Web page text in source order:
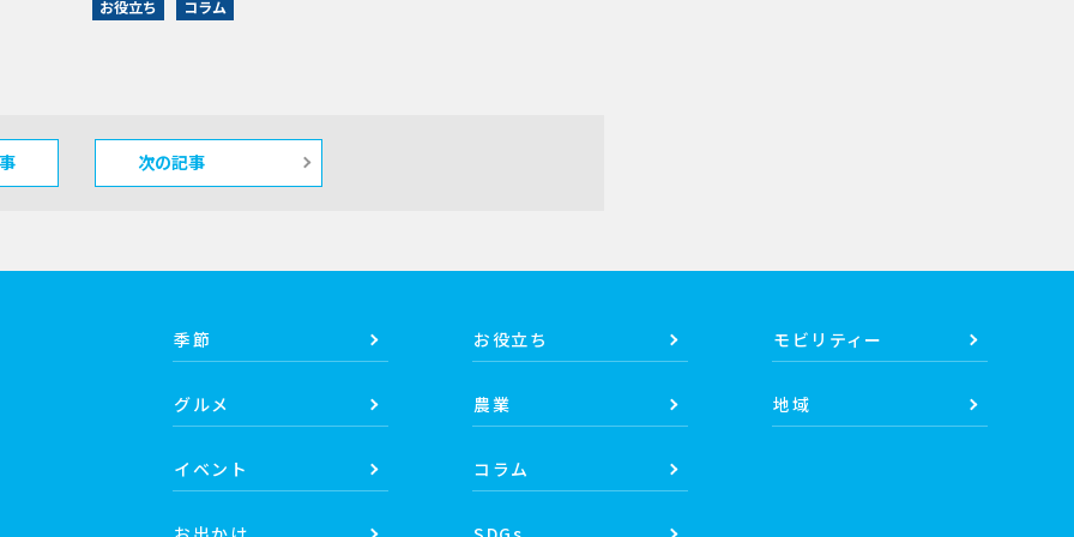
お役立ち コラム
次の記事
季節
グルメ
イベント
お役立ち
農業
コラム
モビリティー
地域